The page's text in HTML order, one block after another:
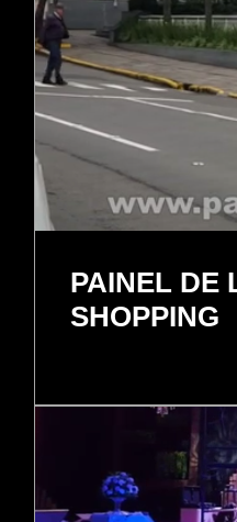
PAINEL DE
SHOPPING